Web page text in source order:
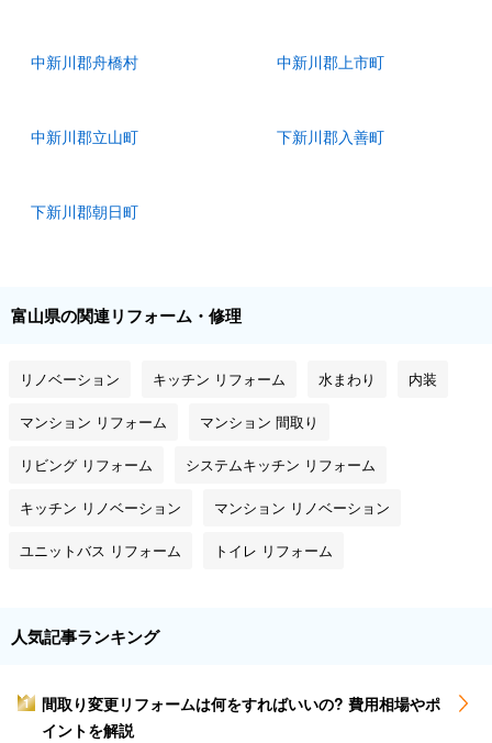
中新川郡舟橋村 中新川郡上市町
中新川郡立山町 下新川郡入善町
下新川郡朝日町
富山県の関連リフォーム・修理
リノベーション キッチン リフォーム 水まわり 内装
マンション リフォーム マンション 間取り
リビング リフォーム システムキッチン リフォーム
キッチン リノベーション マンション リノベーション
ユニットバス リフォーム トイレ リフォーム
人気記事ランキング
1
間取り変更リフォームは何をすればいいの? 費用相場やポ
イントを解説